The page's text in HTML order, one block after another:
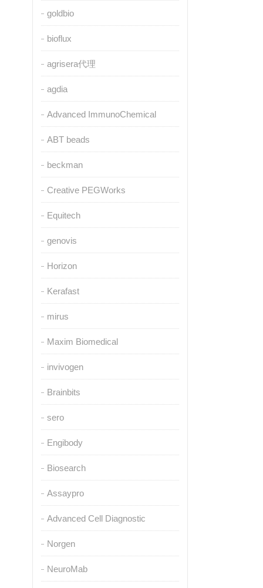
goldbio
bioflux
agrisera代理
agdia
Advanced ImmunoChemical
ABT beads
beckman
Creative PEGWorks
Equitech
genovis
Horizon
Kerafast
mirus
Maxim Biomedical
invivogen
Brainbits
sero
Engibody
Biosearch
Assaypro
Advanced Cell Diagnostic
Norgen
NeuroMab